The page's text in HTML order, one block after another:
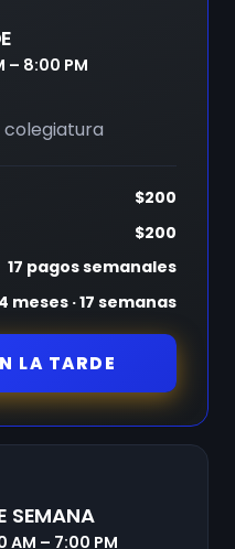
– 8:00 PM
colegiatura
$200
$200
17 pagos semanales
4 meses · 17 semanas
LA TARDE
SEMANA
AM – 7:00 PM